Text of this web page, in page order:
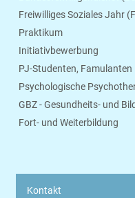
Freiwilliges Soziales Jahr
Praktikum
Initiativbewerbung
PJ-Studenten, Famulanten
Psychologische
GBZ - Gesundheits- und
Fort- und Weiterbildung
Kontakt